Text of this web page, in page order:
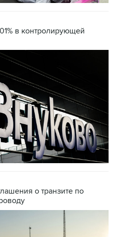
в контролирующей
о транзите по